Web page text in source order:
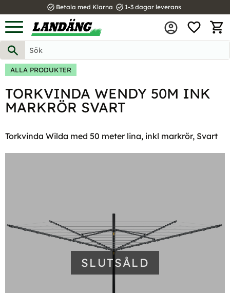
Meny
task_alt Betala med Klarna task_alt 1-3 dagar leverans
ALLA PRODUKTER
TORKVINDA WENDY 50M INK
MARKRÖR SVART
Torkvinda Wilda med 50 meter lina, inkl markrör, Svart
SLUTSÅLD